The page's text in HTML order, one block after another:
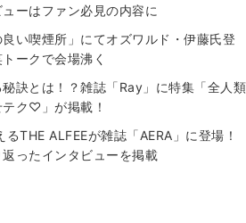
ーはファン必見の内容に
い喫煙所」にてオズワルド・伊藤氏登
ークで会場沸く
訣とは！？雑誌「Ray」に特集「全人類
ク♡」が掲載！
THE ALFEEが雑誌「AERA」に登場！
ったインタビューを掲載